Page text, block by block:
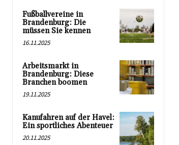
Fußballvereine in
Brandenburg: Die
müssen Sie kennen
16.11.2025
Arbeitsmarkt in
Brandenburg: Diese
Branchen boomen
19.11.2025
Kanufahren auf der Havel:
Ein sportliches Abenteuer
20.11.2025